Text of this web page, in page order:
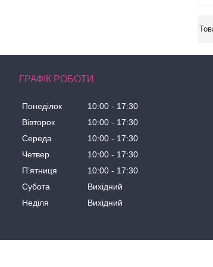
ГРАФІК РОБОТИ
Понеділок 10:00
17:30
Вівторок
10:00
17:30
Середа
10:00
17:30
Четвер
10:00
17:30
Пʼятниця
10:00
17:30
Субота
Вихідний
Неділя
Вихідний